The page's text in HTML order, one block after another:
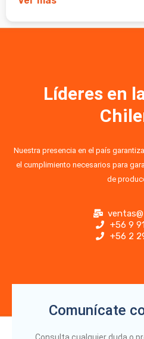
Líderes en
Nuestra presencia en el país
el cumplimiento necesarios para
de
+56 9
+56 2
Comunícate